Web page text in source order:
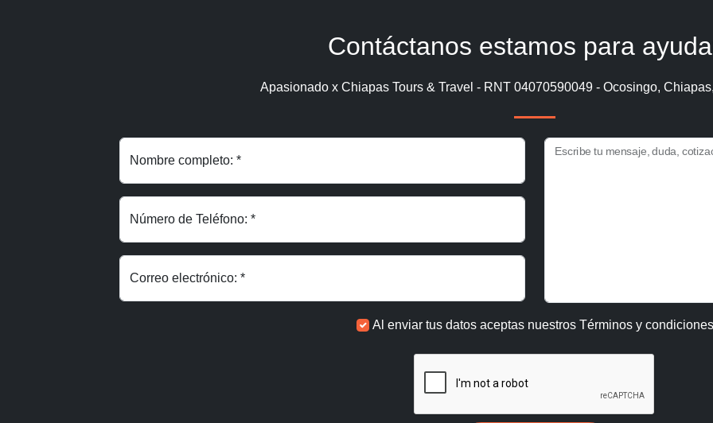
Contáctanos estamos para
Apasionado x Chiapas Tours & Travel - RNT 04070590049 - Ocosingo,
Nombre completo: *
Número de Teléfono: *
Correo electrónico: *
Escribe tu mensaje, duda,
Al enviar tus datos aceptas nuestros Términos y condiciones